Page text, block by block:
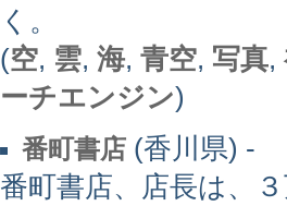
く。
(空, 雲, 海, 青空, 写真,
ーチエンジン)
番町書店 (香川県) -
番町書店、店長は、